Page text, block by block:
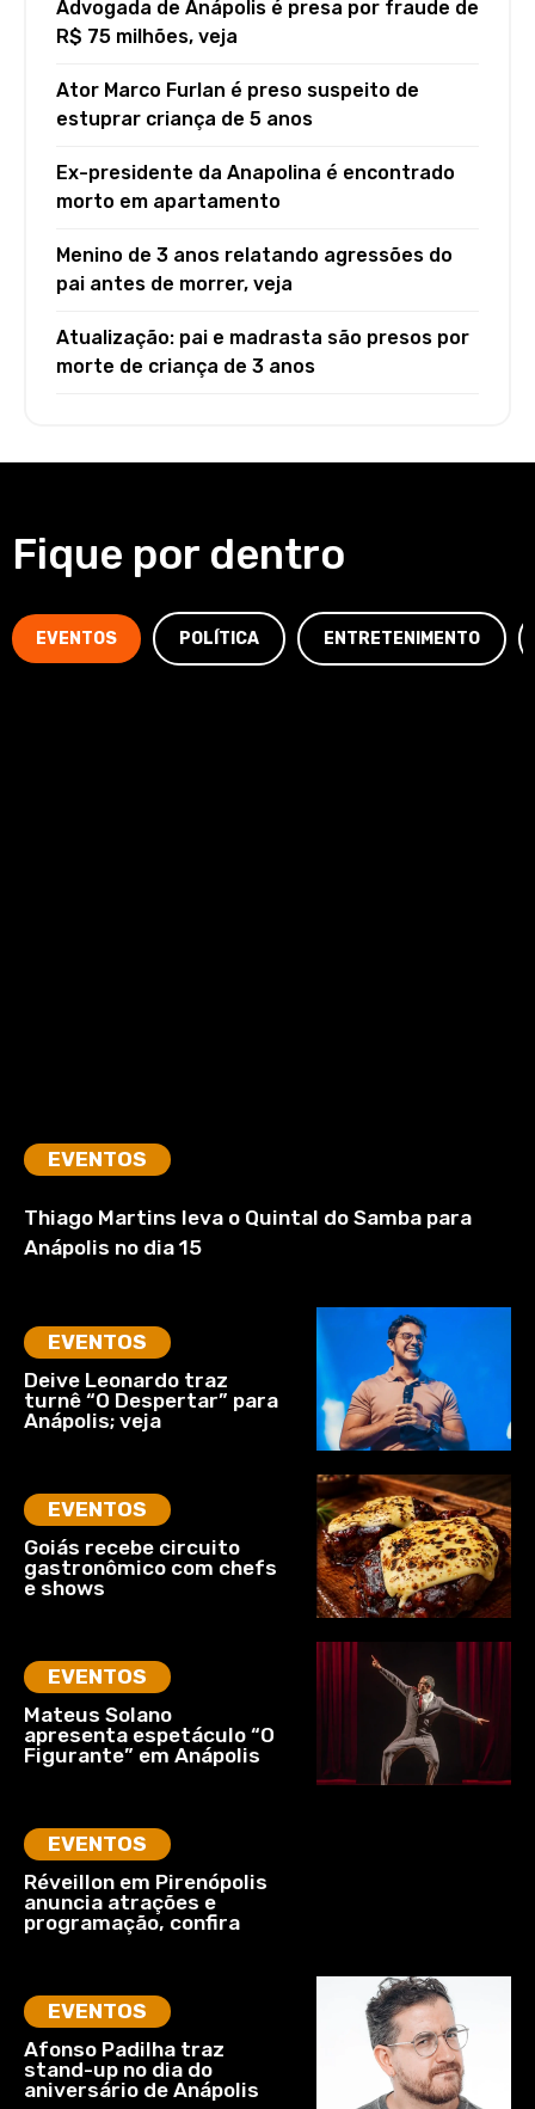
Advogada de Anápolis é presa por fraude de
R$ 75 milhões, veja
Ator Marco Furlan é preso suspeito de
estuprar criança de 5 anos
Ex-presidente da Anapolina é encontrado
morto em apartamento
Menino de 3 anos relatando agressões do
pai antes de morrer, veja
Atualização: pai e madrasta são presos por
morte de criança de 3 anos
Fique por dentro
EVENTOS POLÍTICA ENTRETENIMENTO
EVENTOS
Thiago Martins leva o Quintal do Samba para
Anápolis no dia 15
EVENTOS
Deive Leonardo traz
turnê “O Despertar” para
Anápolis; veja
EVENTOS
Goiás recebe circuito
gastronômico com chefs
e shows
EVENTOS
Mateus Solano
apresenta espetáculo “O
Figurante” em Anápolis
EVENTOS
Réveillon em Pirenópolis
anuncia atrações e
programação, confira
EVENTOS
Afonso Padilha traz
stand-up no dia do
aniversário de Anápolis